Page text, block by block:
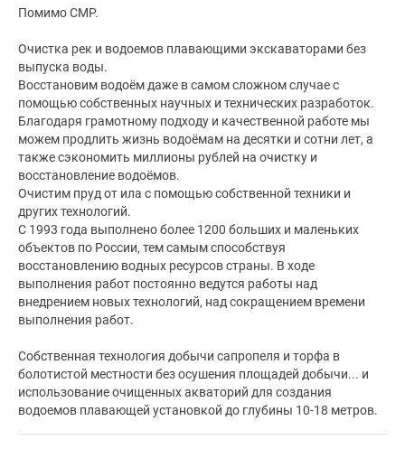
Помимо СМР.
Очистка рек и водоемов плавающими экскаваторами без
выпуска воды.
Восстановим водоём даже в самом сложном случае с
помощью собственных научных и технических разработок.
Благодаря грамотному подходу и качественной работе мы
можем продлить жизнь водоёмам на десятки и сотни лет, а
также сэкономить миллионы рублей на очистку и
восстановление водоёмов.
Очистим пруд от ила с помощью собственной техники и
других технологий.
С 1993 года выполнено более 1200 больших и маленьких
объектов по России, тем самым способствуя
восстановлению водных ресурсов страны. В ходе
выполнения работ постоянно ведутся работы над
внедрением новых технологий, над сокращением времени
выполнения работ.
Собственная технология добычи сапропеля и торфа в
болотистой местности без осушения площадей добычи... и
использование очищенных акваторий для создания
водоемов плавающей установкой до глубины 10-18 метров.